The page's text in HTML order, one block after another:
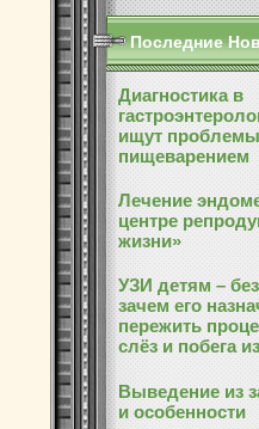
Последние
Диагностика в
ищут
пищеварением
Лечение
центре
жизни»
УЗИ детям –
зачем его
пережить
слёз и побега
Выведение из
и особенности